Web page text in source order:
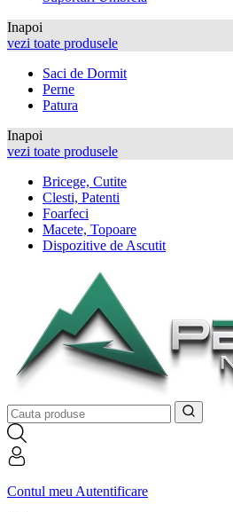
Inapoi
vezi toate produsele
Saci de Dormit
Perne
Patura
Inapoi
vezi toate produsele
Bricege, Cutite
Clesti, Patenti
Foarfeci
Macete, Topoare
Dispozitive de Ascutit
Contul meu Autentificare